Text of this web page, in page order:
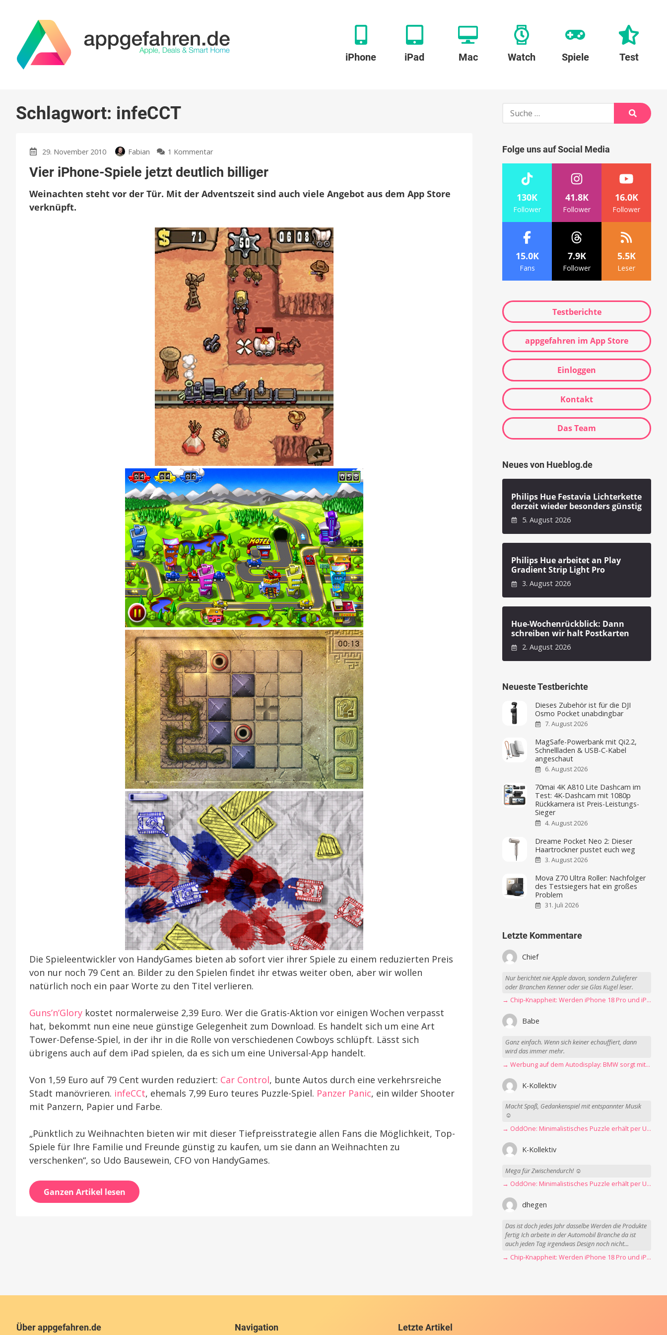
iPhone iPad Mac Watch Spiele Test
Schlagwort: infeCCT
29. November 2010 Fabian 1 Kommentarzu
iPhone-
jetzt
Vier iPhone-Spiele jetzt deutlich billiger
Weinachten steht vor der Tür. Mit der Adventszeit sind auch viele Angebot aus dem App Store
verknüpft.
Die Spieleentwickler von HandyGames bieten ab sofort vier ihrer Spiele zu einem reduzierten Preis
von nur noch 79 Cent an. Bilder zu den Spielen findet ihr etwas weiter oben, aber wir wollen
natürlich noch ein paar Worte zu den Titel verlieren.
Guns’n’Glory kostet normalerweise 2,39 Euro. Wer die Gratis-Aktion vor einigen Wochen verpasst
hat, bekommt nun eine neue günstige Gelegenheit zum Download. Es handelt sich um eine Art
Tower-Defense-Spiel, in der ihr in die Rolle von verschiedenen Cowboys schlüpft. Lässt sich
übrigens auch auf dem iPad spielen, da es sich um eine Universal-App handelt.
Von 1,59 Euro auf 79 Cent wurden reduziert: Car Control, bunte Autos durch eine verkehrsreiche
Stadt manövrieren. infeCCt, ehemals 7,99 Euro teures Puzzle-Spiel. Panzer Panic, ein wilder Shooter
mit Panzern, Papier und Farbe.
„Pünktlich zu Weihnachten bieten wir mit dieser Tiefpreisstrategie allen Fans die Möglichkeit, Top-
Spiele für Ihre Familie und Freunde günstig zu kaufen, um sie dann an Weihnachten zu
verschenken“, so Udo Bausewein, CFO von HandyGames.
Ganzen Artikel lesen
Suche
Suche
Folge uns auf Social Media
130K
Follower
41.8K
Follower
16.0K
Follower
15.0K
Fans
7.9K
Follower
5.5K
Leser
Testberichte
appgefahren im App Store
Einloggen
Kontakt
Das Team
Neues von Hueblog.de
Philips Hue Festavia Lichterkette
derzeit wieder besonders günstig
5. August 2026
Philips Hue arbeitet an Play
Gradient Strip Light Pro
3. August 2026
Hue-Wochenrückblick: Dann
schreiben wir halt Postkarten
2. August 2026
Neueste Testberichte
Dieses Zubehör ist für die DJI
Osmo Pocket unabdingbar
7. August 2026
MagSafe-Powerbank mit Qi2.2,
Schnellladen & USB-C-Kabel
angeschaut
6. August 2026
70mai 4K A810 Lite Dashcam im
Test: 4K-Dashcam mit 1080p
Rückkamera ist Preis-Leistungs-
Sieger
4. August 2026
Dreame Pocket Neo 2: Dieser
Haartrockner pustet euch weg
3. August 2026
Mova Z70 Ultra Roller: Nachfolger
des Testsiegers hat ein großes
Problem
31. Juli 2026
Letzte Kommentare
Chief
Nur berichtet nie Apple davon, sondern Zulieferer
oder Branchen Kenner oder sie Glas Kugel leser.
→ Chip-Knappheit: Werden iPhone 18 Pro und iPhone Ultra rechtzeitig fertig?
Babe
Ganz einfach. Wenn sich keiner echauffiert, dann
wird das immer mehr.
→ Werbung auf dem Autodisplay: BMW sorgt mit Spider-Man-Werbung für scharfe Kritik
K-Kollektiv
Macht Spaß, Gedankenspiel mit entspannter Musik
☺️
→ OddOne: Minimalistisches Puzzle erhält per Update 150 neue Level
K-Kollektiv
Mega für Zwischendurch! ☺️
→ OddOne: Minimalistisches Puzzle erhält per Update 150 neue Level
dhegen
Das ist doch jedes Jahr dasselbe Werden die Produkte
fertig Ich arbeite in der Automobil Branche da ist
auch jeden Tag irgendwas Design noch nicht...
→ Chip-Knappheit: Werden iPhone 18 Pro und iPhone Ultra rechtzeitig fertig?
Über appgefahren.de Navigation Letzte Artikel